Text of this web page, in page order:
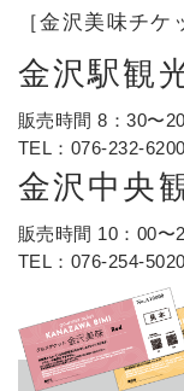
［金沢美味チケ
金沢駅観
販売時間 8：30〜
TEL： 076-232-6200
金沢中央
販売時間 10：00
TEL： 076-254-5020